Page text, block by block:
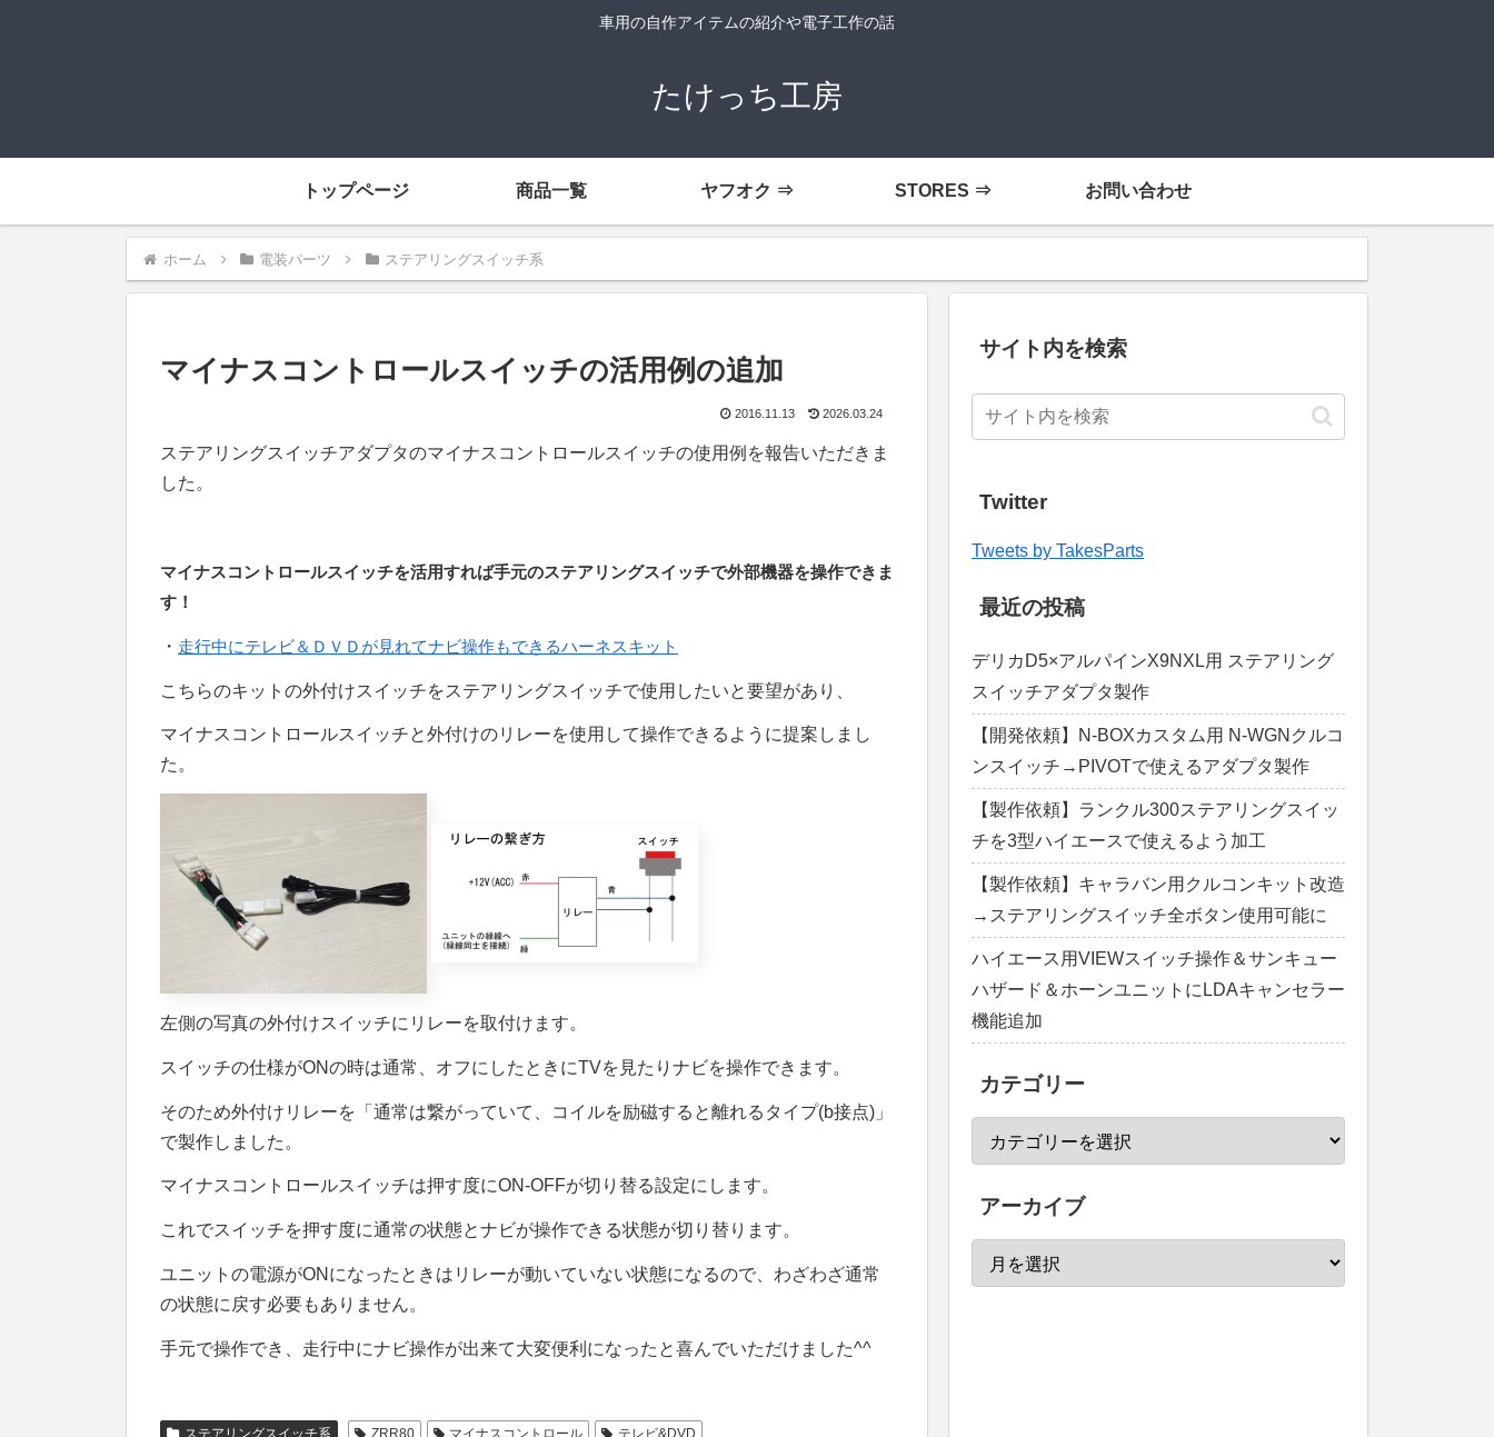
車用の自作アイテムの紹介や電子工作の話
たけっち工房
トップページ 商品一覧 ヤフオク ⇒ STORES ⇒ お問い合わせ
ホーム 電装パーツ ステアリングスイッチ系
マイナスコントロールスイッチの活用例の追加
2016.11.13 2026.03.24
ステアリングスイッチアダプタのマイナスコントロールスイッチの使用例を報告いただきま
した。
マイナスコントロールスイッチを活用すれば手元のステアリングスイッチで外部機器を操作できま
す！
・ 走行中にテレビ＆ＤＶＤが見れてナビ操作もできるハーネスキット
こちらのキットの外付けスイッチをステアリングスイッチで使用したいと要望があり、
マイナスコントロールスイッチと外付けのリレーを使用して操作できるように提案しまし
た。
左側の写真の外付けスイッチにリレーを取付けます。
スイッチの仕様がONの時は通常、オフにしたときにTVを見たりナビを操作できます。
そのため外付けリレーを「通常は繋がっていて、コイルを励磁すると離れるタイプ(b接点)」
で製作しました。
マイナスコントロールスイッチは押す度にON-OFFが切り替る設定にします。
これでスイッチを押す度に通常の状態とナビが操作できる状態が切り替ります。
ユニットの電源がONになったときはリレーが動いていない状態になるので、わざわざ通常
の状態に戻す必要もありません。
手元で操作でき、走行中にナビ操作が出来て大変便利になったと喜んでいただけました^^
ステアリングスイッチ系 ZRR80 マイナスコントロール テレビ&DVD
サイト内を検索
Twitter
Tweets by TakesParts
最近の投稿
デリカD5×アルパインX9NXL用 ステアリング
スイッチアダプタ製作
【開発依頼】N-BOXカスタム用 N-WGNクルコ
ンスイッチ→PIVOTで使えるアダプタ製作
【製作依頼】ランクル300ステアリングスイッ
チを3型ハイエースで使えるよう加工
【製作依頼】キャラバン用クルコンキット改造
→ステアリングスイッチ全ボタン使用可能に
ハイエース用VIEWスイッチ操作＆サンキュー
ハザード＆ホーンユニットにLDAキャンセラー
機能追加
カテゴリー
アーカイブ